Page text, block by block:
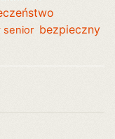
senior bezpieczny